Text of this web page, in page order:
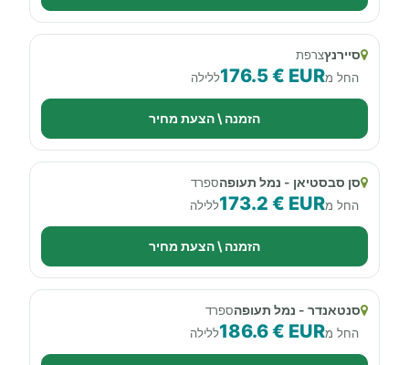
סיירנץצרפת
החל מ176.5 € EURללילה
הזמנה \ הצעת מחיר
סן סבסטיאן - נמל תעופהספרד
החל מ173.2 € EURללילה
הזמנה \ הצעת מחיר
סנטאנדר - נמל תעופהספרד
החל מ186.6 € EURללילה